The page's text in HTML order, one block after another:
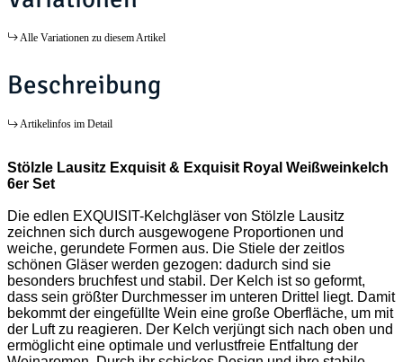
Alle Variationen zu diesem Artikel
Beschreibung
Artikelinfos im Detail
Stölzle Lausitz Exquisit & Exquisit Royal Weißweinkelch
6er Set
Die edlen EXQUISIT-Kelchgläser von Stölzle Lausitz
zeichnen sich durch ausgewogene Proportionen und
weiche, gerundete Formen aus. Die Stiele der zeitlos
schönen Gläser werden gezogen: dadurch sind sie
besonders bruchfest und stabil. Der Kelch ist so geformt,
dass sein größter Durchmesser im unteren Drittel liegt. Damit
bekommt der eingefüllte Wein eine große Oberfläche, um mit
der Luft zu reagieren. Der Kelch verjüngt sich nach oben und
ermöglicht eine optimale und verlustfreie Entfaltung der